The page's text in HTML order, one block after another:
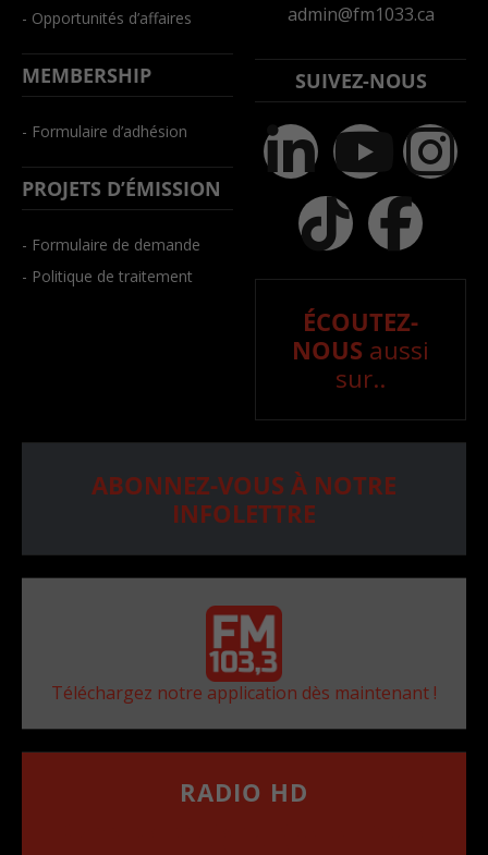
- Opportunités d’affaires
MEMBERSHIP
- Formulaire d’adhésion
PROJETS D’ÉMISSION
- Formulaire de demande
- Politique de traitement
admin@fm1033.ca
SUIVEZ-NOUS
ÉCOUTEZ-
NOUS aussi
sur..
ABONNEZ-VOUS À NOTRE
INFOLETTRE
Téléchargez notre application dès maintenant !
RADIO HD